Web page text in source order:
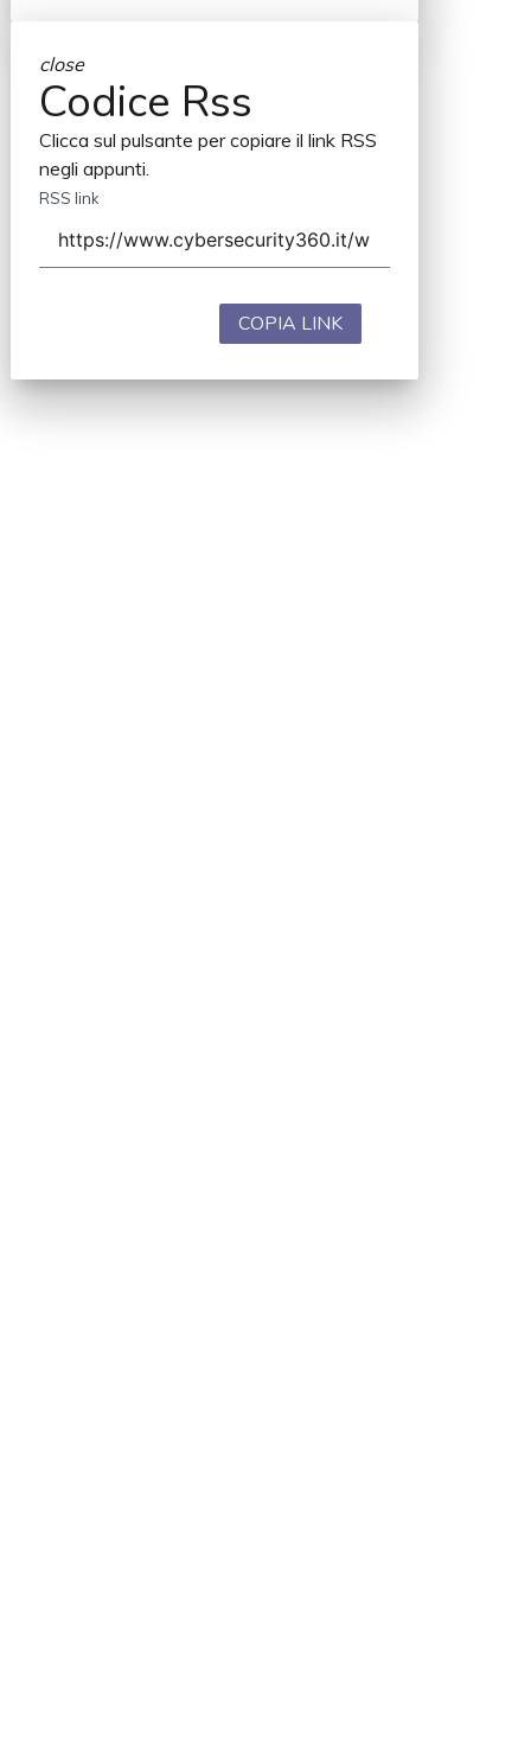
close
Codice Rss
Clicca sul pulsante per copiare il link RSS
negli appunti.
RSS link
COPIA LINK